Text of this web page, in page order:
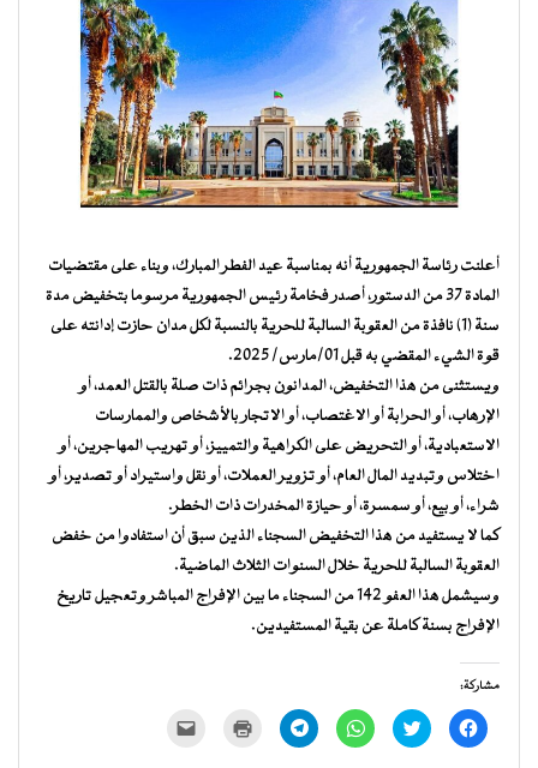
أعلنت رئاسة الجمهورية أنه بمناسبة عيد الفطر المبارك، وبناء على مقتضيات
المادة 37 من الدستور، أصدر فخامة رئيس الجمهورية مرسوما بتخفيض مدة
سنة (1) نافذة من العقوبة السالبة للحرية بالنسبة لكل مدان حازت إدانته على
قوة الشيء المقضي به قبل 01/مارس/ 2025.
ويستثنى من هذا التخفيض، المدانون بجرائم ذات صلة بالقتل العمد، أو
الإرهاب، أو الحرابة أو الاغتصاب، أو الاتجار بالأشخاص والممارسات
الاستعبادية، أو التحريض على الكراهية والتمييز، أو تهريب المهاجرين، أو
اختلاس وتبديد المال العام، أو تزوير العملات، أو نقل واستيراد أو تصدير، أو
شراء، أو بيع، أو سمسرة، أو حيازة المخدرات ذات الخطر.
كما لا يستفيد من هذا التخفيض السجناء الذين سبق أن استفادوا من خفض
العقوبة السالبة للحرية خلال السنوات الثلاث الماضية.
وسيشمل هذا العفو 142 من السجناء ما بين الإفراج المباشر وتعجيل تاريخ
الإفراج بسنة كاملة عن بقية المستفيدين.
مشاركة:
انقر
للمشاركة
اضغط
للمشاركة
انقر
للمشاركة
انقر
للمشاركة للطباعة